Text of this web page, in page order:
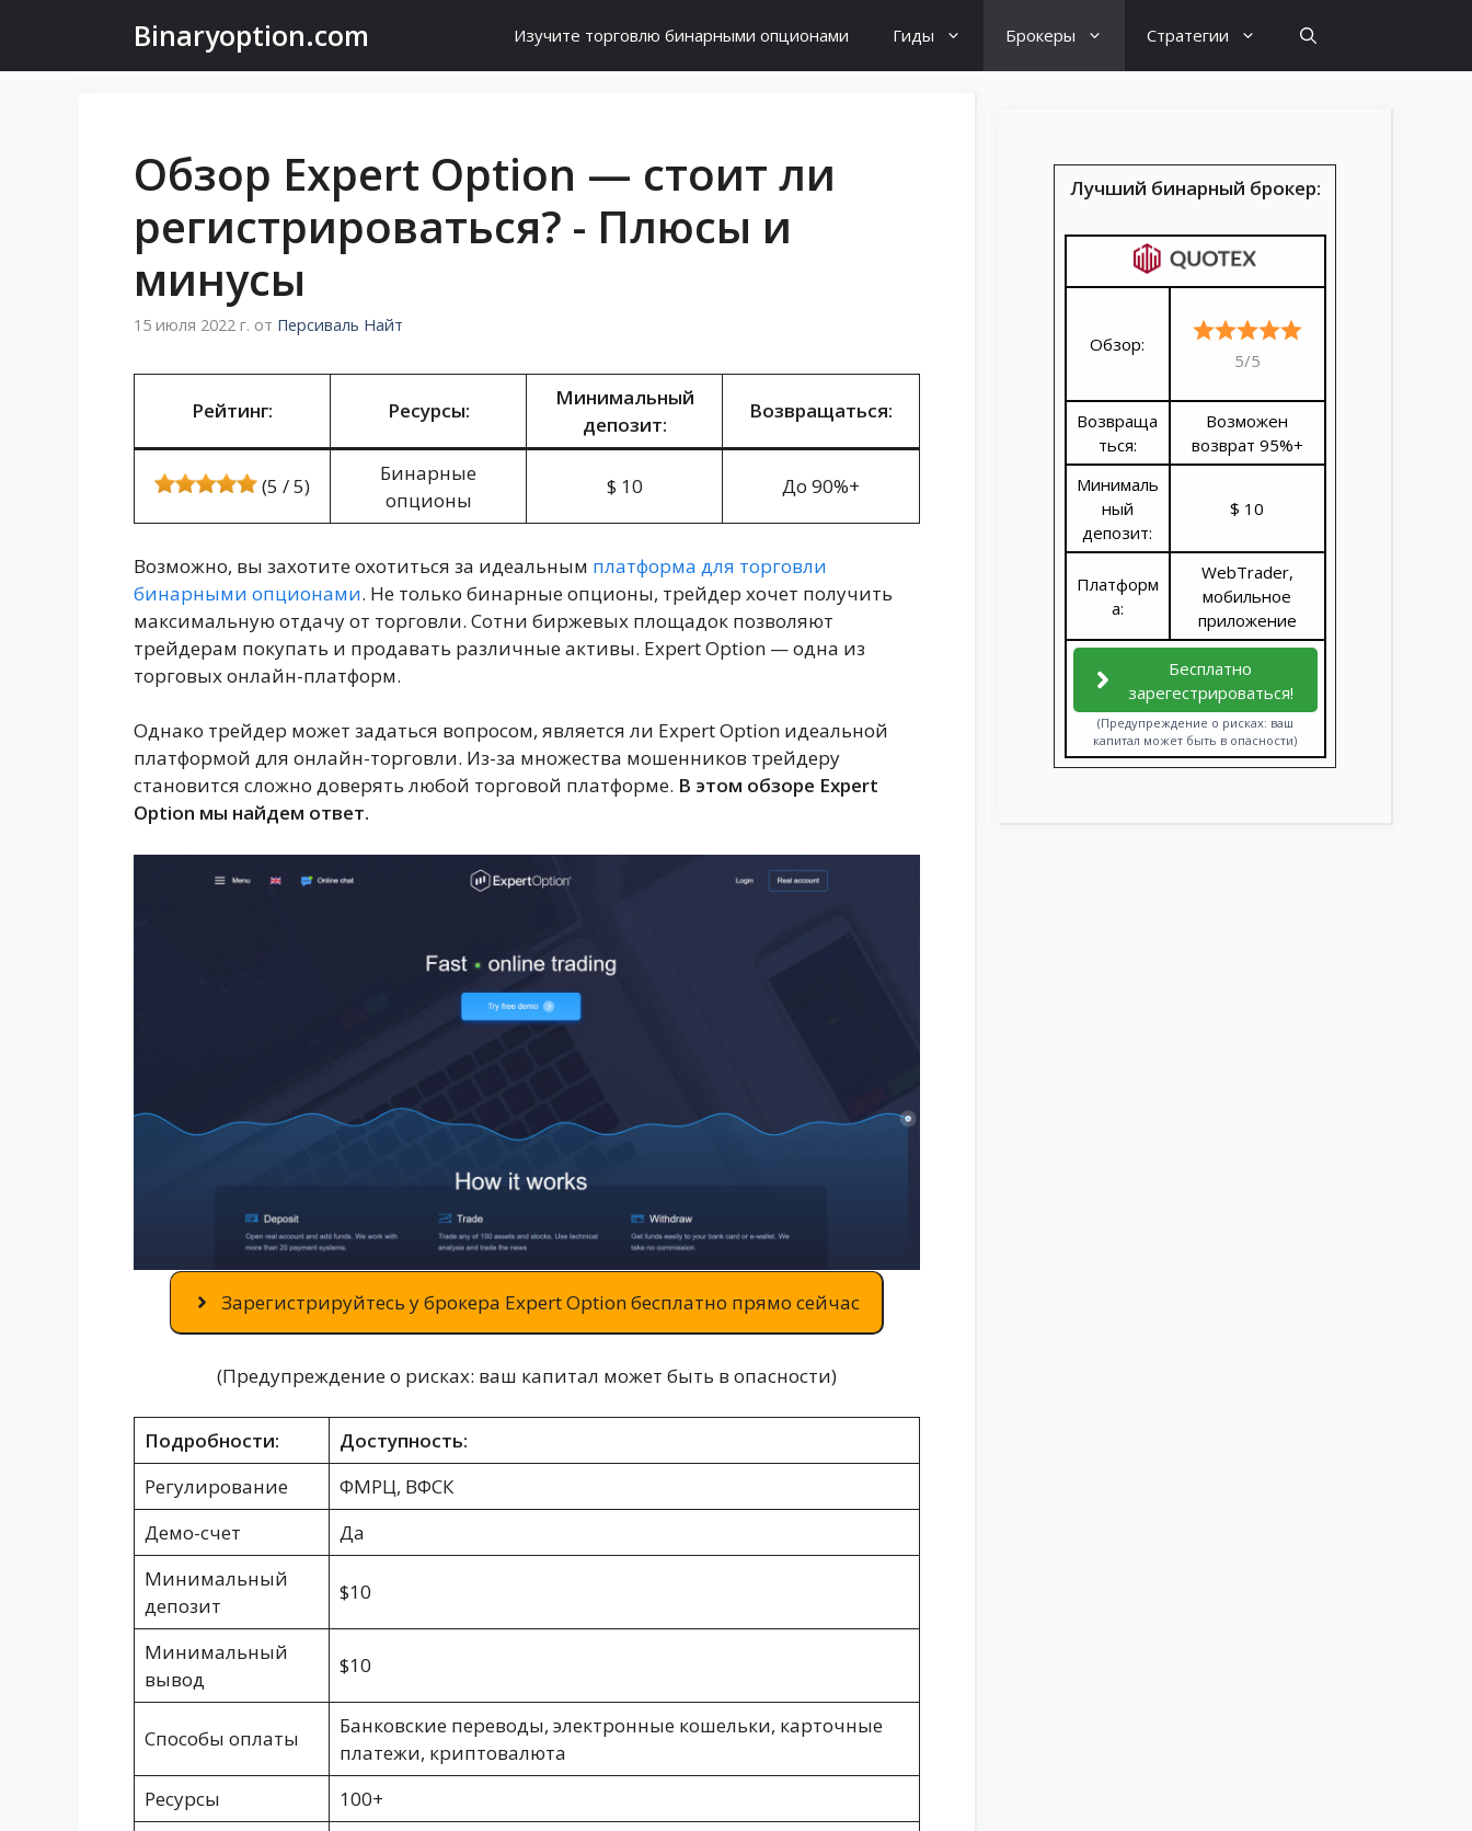
содержимому
Binaryoption.com Изучите торговлю бинарными опционами Гиды Брокеры Стратегии
Обзор Expert Option — стоит ли
регистрироваться? - Плюсы и
минусы
15 июля 2022 г. от Персиваль Найт
Рейтинг: Ресурсы:
Минимальный
депозит:
Возвращаться:
(5 / 5)
Бинарные
опционы
$ 10 До 90%+
Возможно, вы захотите охотиться за идеальным платформа для торговли
бинарными опционами. Не только бинарные опционы, трейдер хочет получить
максимальную отдачу от торговли. Сотни биржевых площадок позволяют
трейдерам покупать и продавать различные активы. Expert Option — одна из
торговых онлайн-платформ.
Однако трейдер может задаться вопросом, является ли Expert Option идеальной
платформой для онлайн-торговли. Из-за множества мошенников трейдеру
становится сложно доверять любой торговой платформе. В этом обзоре Expert
Option мы найдем ответ.
Зарегистрируйтесь у брокера Expert Option бесплатно прямо сейчас
(Предупреждение о рисках: ваш капитал может быть в опасности)
Подробности:
Доступность:
Регулирование
ФМРЦ, ВФСК
Демо-счет
Да
Минимальный
депозит
$10
Минимальный
вывод
$10
Способы оплаты
Банковские переводы, электронные кошельки, карточные
платежи, криптовалюта
Ресурсы
100+
Лучший бинарный брокер:
Обзор:
5/5
Возвраща
ться:
Возможен
возврат 95%+
Минималь
ный
депозит:
$ 10
Платформ
а:
WebTrader,
мобильное
приложение
Бесплатно
зарегестрироваться!
(Предупреждение о рисках: ваш
капитал может быть в опасности)